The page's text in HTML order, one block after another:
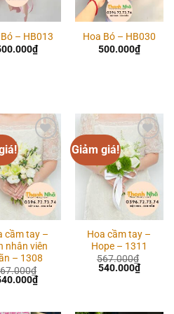
– HB013
₫
Hoa Bó – HB030
500.000₫
Add to
wishlist
cầm tay –
nhân viên
– 1308
₫
₫Giá
hiện
Giảm giá!
Add to
wishlist
Hoa cầm tay –
Hope – 1311
567.000₫
Giá
540.000₫Giá
hiện